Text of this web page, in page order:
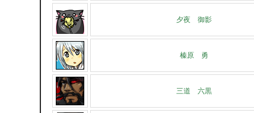
夕夜 御影
榛原 勇
三道 六黒